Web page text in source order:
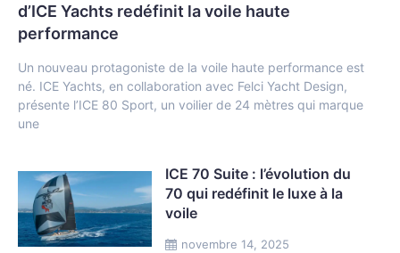
d’ICE Yachts redéfinit la voile haute
performance
Un nouveau protagoniste de la voile haute performance est
né. ICE Yachts, en collaboration avec Felci Yacht Design,
présente l’ICE 80 Sport, un voilier de 24 mètres qui marque
une
novembre 14, 2025
ICE 70 Suite : l’évolution du
70 qui redéfinit le luxe à la
voile